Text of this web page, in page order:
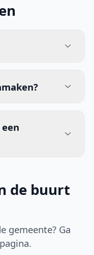
de buurt
gemeente? Ga